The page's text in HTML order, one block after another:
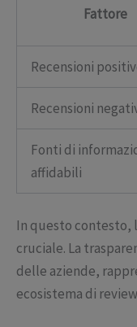
Fattore
Recensioni
Recensioni
Fonti di
affidabili
In questo
cruciale. La
delle aziende,
ecosistema di